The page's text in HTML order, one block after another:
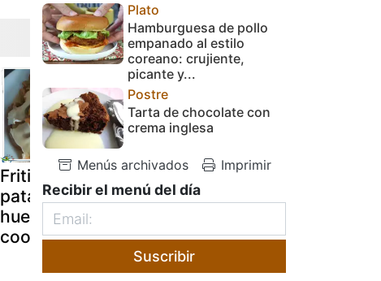
Fritillo con
patatas y
huevos fussion
cook
Cazuela de
patatas y
Plato
Hamburguesa de pollo
empanado al estilo
coreano: crujiente,
picante y...
Postre
Tarta de chocolate con
crema inglesa
Menús archivados Imprimir
Recibir el menú del día
Suscribir